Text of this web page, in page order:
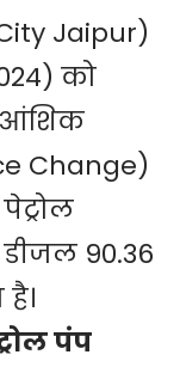
Jaipur)
को
आंशिक
Change)
90.36
पंप